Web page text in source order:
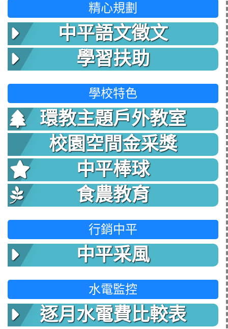
精心規劃
中平語文徵文
學習扶助
學校特色
環教主題戶外教室
校園空間金采獎
中平棒球
食農教育
行銷中平
中平采風
水電監控
逐月水電費比較表